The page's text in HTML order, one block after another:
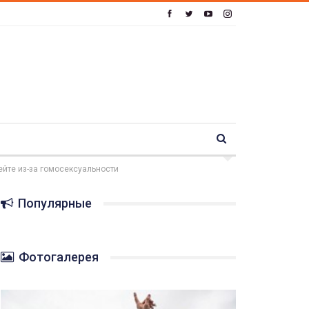
из-за гомосексуальности
Популярные
Фотогалерея